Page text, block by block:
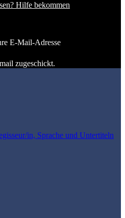
Hilfe bekommen
E-Mail-Adresse
zugeschickt.
in, Sprache und Untertiteln